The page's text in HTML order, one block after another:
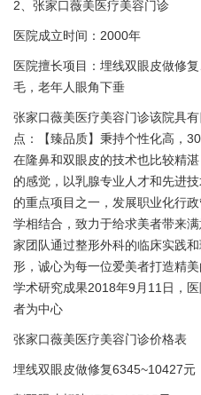
2、张家口薇美医疗美容门诊
医院成立时间：2000年
医院擅长项目：埋线双眼皮做修
毛，老年人眼角下垂
张家口薇美医疗美容门诊该院具
点：【臻品质】秉持个性化高，
在隆鼻和双眼皮的技术也比较精
的感觉，以乳腺专业人才和先进
的重点项目之一，发展职业化行
学相结合，致力于给求美者带来
家团队通过整形外科的临床实践
形，诚心为每一位爱美者打造精
学术研究成果2018年9月11日，
者为中心
张家口薇美医疗美容门诊价格表
埋线双眼皮做修复6345~10427元